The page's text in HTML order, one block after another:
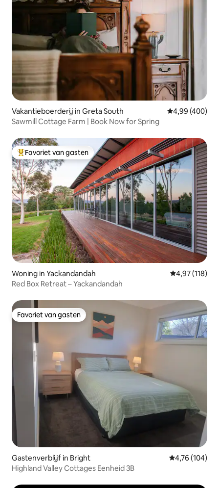
Vakantieboerderij in Greta South Gemiddelde
4,99 (400)
Sawmill Cottage Farm | Book Now for Spring
Topfavoriet van gasten
Favoriet van gasten
Woning in Yackandandah Gemiddelde
4,97 (118)
Red Box Retreat – Yackandandah
Favoriet van gasten
Favoriet van gasten
Gastenverblijf in Bright Gemiddelde
4,76 (104)
Highland Valley Cottages Eenheid 3B